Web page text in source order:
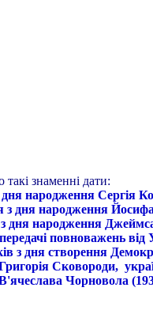
знаменні дати:
дня народження Сергія
з дня народження
дня народження
повноважень від
з дня створення
Сковороди,
Чорновола